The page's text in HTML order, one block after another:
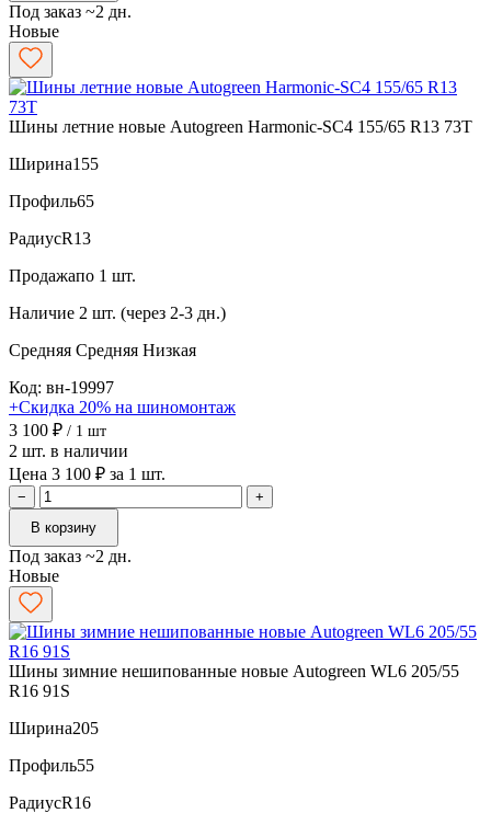
Под заказ ~2 дн.
Новые
Шины летние новые Autogreen Harmonic-SC4 155/65 R13 73T
Ширина155
Профиль65
РадиусR13
Продажапо 1 шт.
Наличие 2 шт. (через 2-3 дн.)
Средняя Средняя Низкая
Код: вн-19997
+Скидка 20% на шиномонтаж
3 100 ₽ / 1 шт
2 шт. в наличии
Цена 3 100 ₽ за 1 шт.
−
+
В корзину
Под заказ ~2 дн.
Новые
Шины зимние нешипованные новые Autogreen WL6 205/55
R16 91S
Ширина205
Профиль55
РадиусR16